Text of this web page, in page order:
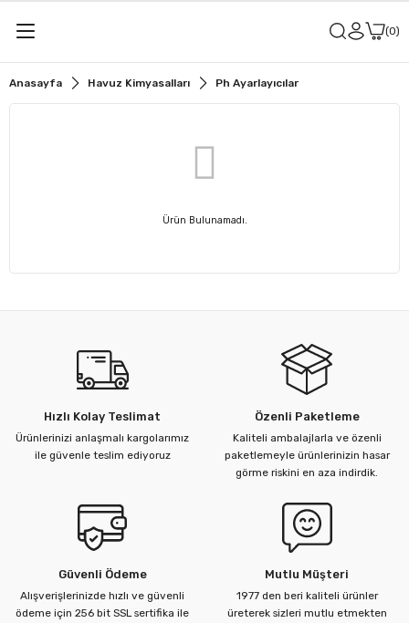
0
Anasayfa Havuz Kimyasalları Ph Ayarlayıcılar
Ürün Bulunamadı.
Hızlı Kolay Teslimat
Ürünlerinizi anlaşmalı kargolarımız
ile güvenle teslim ediyoruz
Özenli Paketleme
Kaliteli ambalajlarla ve özenli
paketlemeyle ürünlerinizin hasar
görme riskini en aza indirdik.
Güvenli Ödeme
Alışverişlerinizde hızlı ve güvenli
ödeme için 256 bit SSL sertifika ile
Mutlu Müşteri
1977 den beri kaliteli ürünler
üreterek sizleri mutlu etmekten